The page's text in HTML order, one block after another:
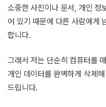
소중한 사진이나 문서, 개인 정
어 있기 때문에 다른 사람에게
합니다.
그래서 저는 단순히 컴퓨터를
개인 데이터를 완벽하게 삭제
드립니다.